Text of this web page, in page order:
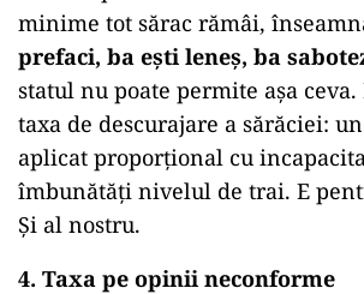
minime tot sărac rămâi,
prefaci, ba ești leneș, ba
statul nu poate permite așa
taxa de descurajare a sărăciei:
aplicat proporțional cu
îmbunătăți nivelul de trai. E
Și al nostru.
4. Taxa pe opinii neconforme